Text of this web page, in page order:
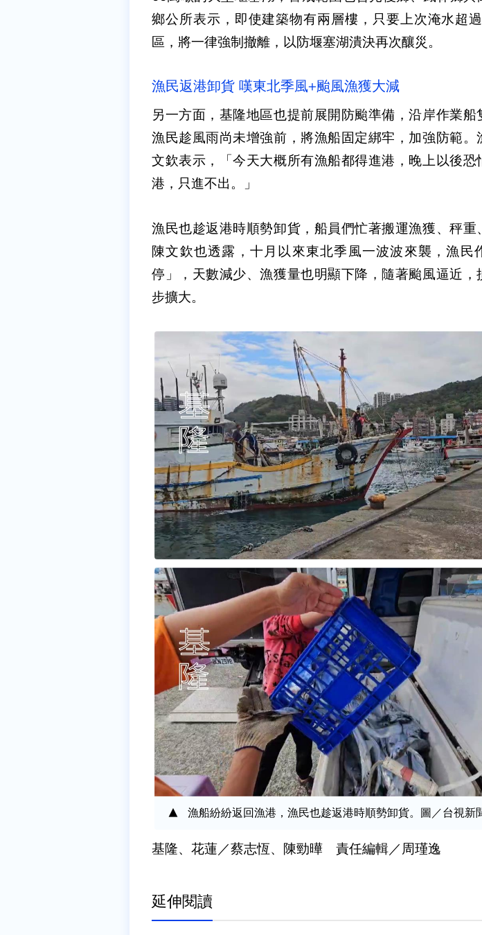
鄉公所表示，即使建築物有兩層樓，只要上次淹水超
區，將一律強制撤離，以防堰塞湖潰決再次釀災。
漁民返港卸貨 嘆東北季風+颱風漁獲大減
另一方面，基隆地區也提前展開防颱準備，沿岸作業船
漁民趁風雨尚未增強前，將漁船固定綁牢，加強防範。
文欽表示，「今天大概所有漁船都得進港，晚上以後恐
港，只進不出。」
漁民也趁返港時順勢卸貨，船員們忙著搬運漁獲、秤重
陳文欽也透露，十月以來東北季風一波波來襲，漁民
停」，天數減少、漁獲量也明顯下降，隨著颱風逼近，
步擴大。
漁船紛紛返回漁港，漁民也趁返港時順勢卸貨。圖／台視新
基隆、花蓮／蔡志恆、陳勁曄 責任編輯／周瑾逸
延伸閱讀